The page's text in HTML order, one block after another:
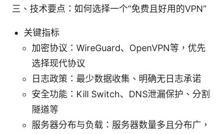
三、技术要点：如何选择一个“免费且好用的VPN”
关键指标
加密协议：WireGuard、OpenVPN等，优先
选择现代协议
日志政策：最少数据收集、明确无日志承诺
安全功能：Kill Switch、DNS泄漏保护、分割
隧道等
服务器分布与负载：服务器数量多且分布广，